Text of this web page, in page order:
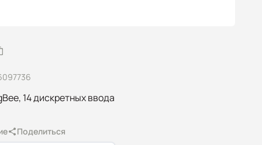
14 дискретных ввода
Поделиться